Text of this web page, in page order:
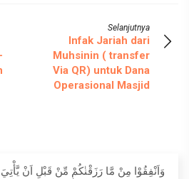
Selanjutnya
Infak Jariah dari
Muhsinin ( transfer
Via QR) untuk Dana
Operasional Masjid
وَاَنْفِقُوْا مِنْ مَّا رَزَقْنٰكُمْ مِّنْ قَبْلِ اَنْ